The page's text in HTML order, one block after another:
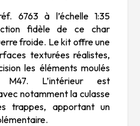
6763 à l’échelle 1:35
fidèle de ce char
froide. Le kit offre une
texturées réalistes,
les éléments moulés
M47. L’intérieur est
notamment la culasse
trappes, apportant un